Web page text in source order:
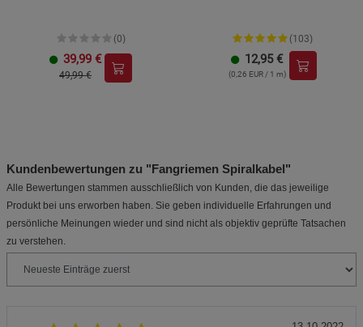
(0)
39,99 €
49,99 €
(103)
12,95 €
(0,26 EUR / 1 m)
Kundenbewertungen zu "Fangriemen Spiralkabel"
Alle Bewertungen stammen ausschließlich von Kunden, die das jeweilige
Produkt bei uns erworben haben. Sie geben individuelle Erfahrungen und
persönliche Meinungen wieder und sind nicht als objektiv geprüfte Tatsachen
zu verstehen.